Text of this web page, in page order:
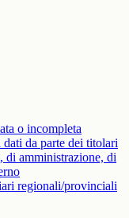
o incompleta
da parte dei titolari
amministrazione, di
regionali/provinciali